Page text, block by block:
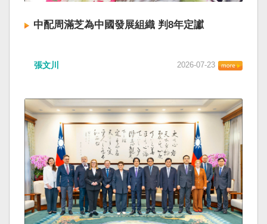
中配周滿芝為中國發展組織 判8年定讞
張文川 2026-07-23